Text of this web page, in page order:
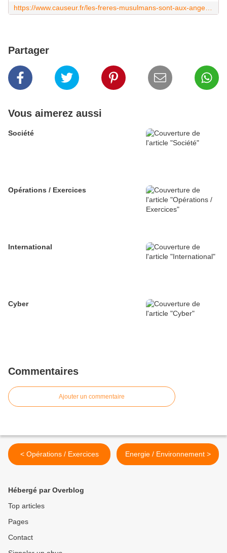
Partager
Vous aimerez aussi
Société
Opérations / Exercices
International
Cyber
Commentaires
Ajouter un commentaire
< Opérations / Exercices Energie / Environnement >
Hébergé par Overblog
Top articles
Pages
Contact